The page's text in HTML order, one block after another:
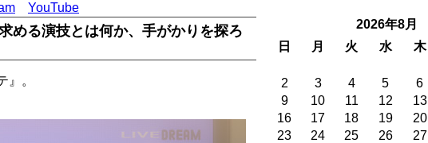
YouTube
める演技とは何か、手がかりを探ろ
。
2026年8月
日
月 火 水 木
2
3 4 5 6
9
10 11 12 13
16
17 18 19 20
23
24 25 26 27